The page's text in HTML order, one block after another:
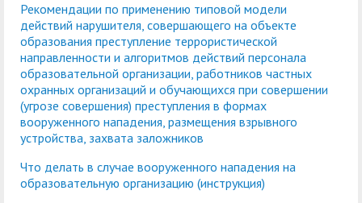
Рекомендации по применению типовой модели
действий нарушителя, совершающего на объекте
образования преступление террористической
направленности и алгоритмов действий персонала
образовательной организации, работников частных
охранных организаций и обучающихся при совершении
(угрозе совершения) преступления в формах
вооруженного нападения, размещения взрывного
устройства, захвата заложников
Что делать в случае вооруженного нападения на
образовательную организацию (инструкция)